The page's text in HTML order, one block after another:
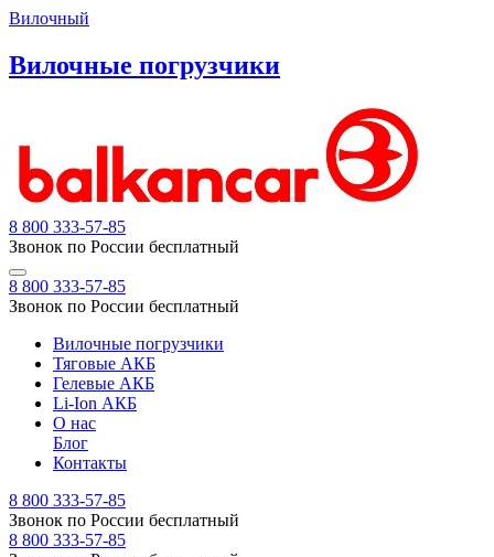
Вилочный
Вилочные погрузчики
8 800 333-57-85
Звонок по России бесплатный
8 800 333-57-85
Звонок по России бесплатный
Вилочные погрузчики
Тяговые АКБ
Гелевые АКБ
Li-Ion АКБ
О нас
Блог
Контакты
8 800 333-57-85
Звонок по России бесплатный
8 800 333-57-85